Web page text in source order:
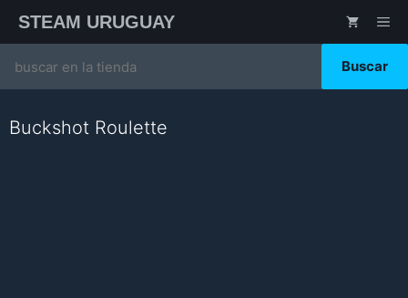
contenido
STEAM URUGUAY
for:
Buckshot Roulette